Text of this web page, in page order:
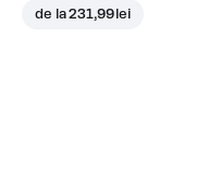
de la231,99 lei